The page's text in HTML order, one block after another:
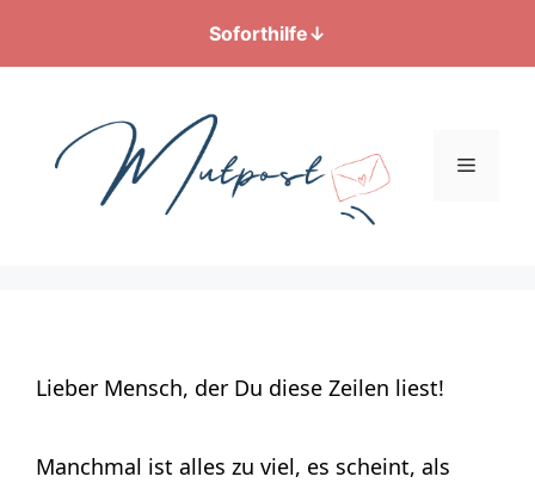
Soforthilfe↓
springen
Menü
Lieber Mensch, der Du diese Zeilen liest!
Manchmal ist alles zu viel, es scheint, als